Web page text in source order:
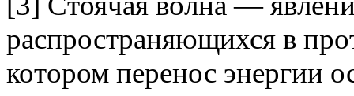
распространяющихся в
котором перенос энергии